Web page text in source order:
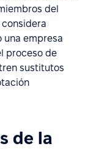
del
una empresa
proceso de
sustitutos
de la